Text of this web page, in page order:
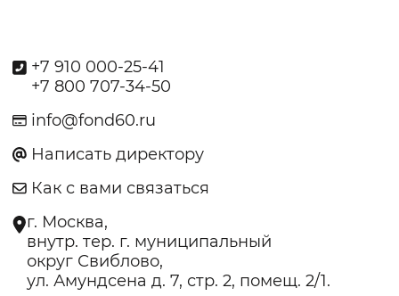
+7 910 000-25-41
+7 800 707-34-50
info@fond60.ru
Написать директору
Как с вами связаться
г. Москва,
внутр. тер. г. муниципальный
округ Свиблово,
ул. Амундсена д. 7, стр. 2, помещ. 2/1.